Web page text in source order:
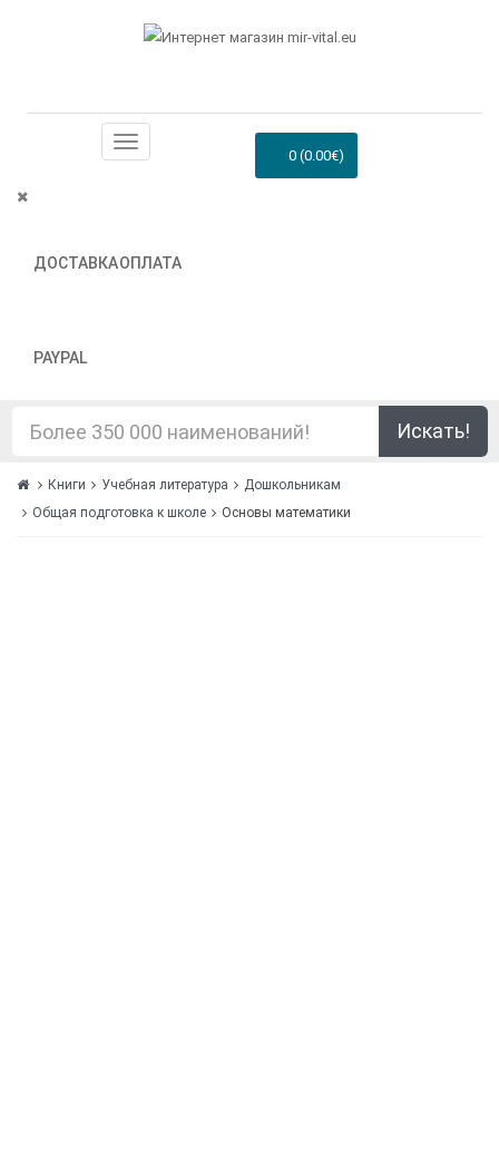
ДОСТАВКАОПЛАТА
PAYPAL
0 (0.00€)
Искать!
Книги Учебная литература
Дошкольникам
Общая подготовка к школе
Основы математики